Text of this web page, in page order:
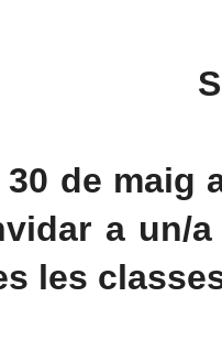
30 de maig
a un/
les